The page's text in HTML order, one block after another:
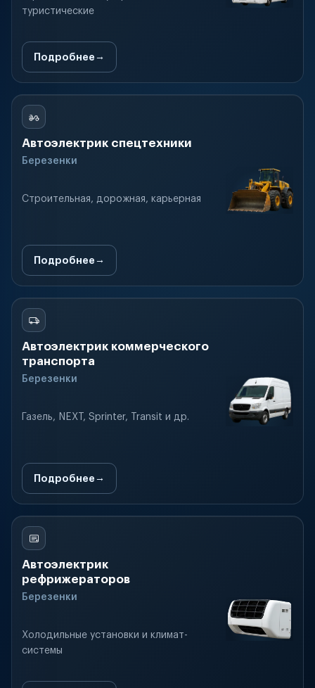
туристические
Подробнее
Автоэлектрик спецтехники
Березенки
Строительная, дорожная, карьерная
Подробнее
Автоэлектрик коммерческого
транспорта
Березенки
Газель, NEXT, Sprinter, Transit и др.
Подробнее
Автоэлектрик
рефрижераторов
Березенки
Холодильные установки и климат-
системы